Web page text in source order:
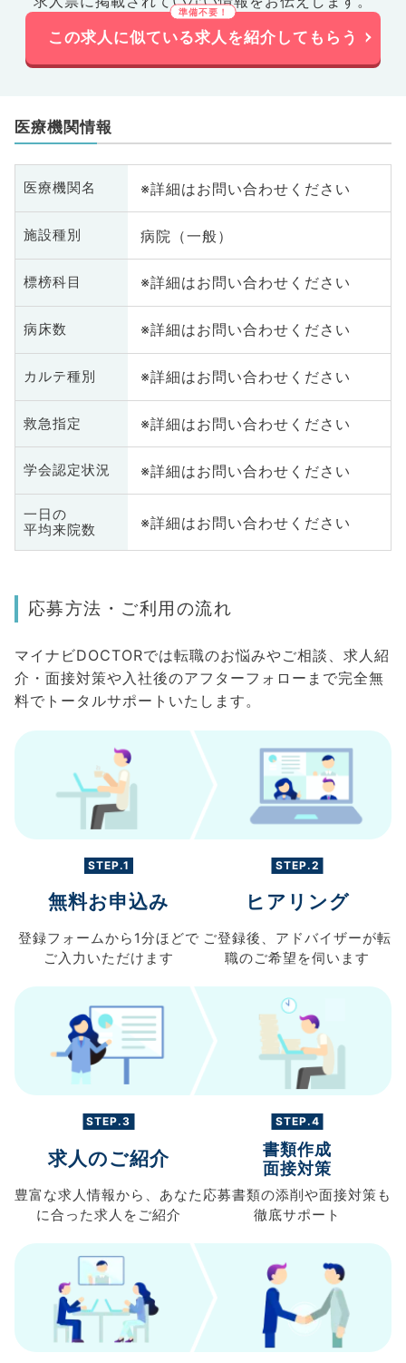
この求人に似ている求人を紹介してもらう
医療機関情報
医療機関名 ※詳細はお問い合わせください
施設種別 病院（一般）
標榜科目 ※詳細はお問い合わせください
病床数 ※詳細はお問い合わせください
カルテ種別 ※詳細はお問い合わせください
救急指定 ※詳細はお問い合わせください
学会認定状況 ※詳細はお問い合わせください
一日の
平均来院数
※詳細はお問い合わせください
応募方法・ご利用の流れ
マイナビDOCTORでは転職のお悩みやご相談、求人紹
介・面接対策や入社後のアフターフォローまで完全無
料でトータルサポートいたします。
STEP.1
無料お申込み
登録フォームから 1分ほどで
ご入力 いただけます
STEP.2
ヒアリング
ご登録後、 アドバイザーが転
職のご希望を伺います
STEP.3
求人のご紹介
豊富な求人情報から、 あなた
に合った求人を ご紹介
STEP.4
書類作成
面接対策
応募書類の添削や面接対策も
徹底サポート